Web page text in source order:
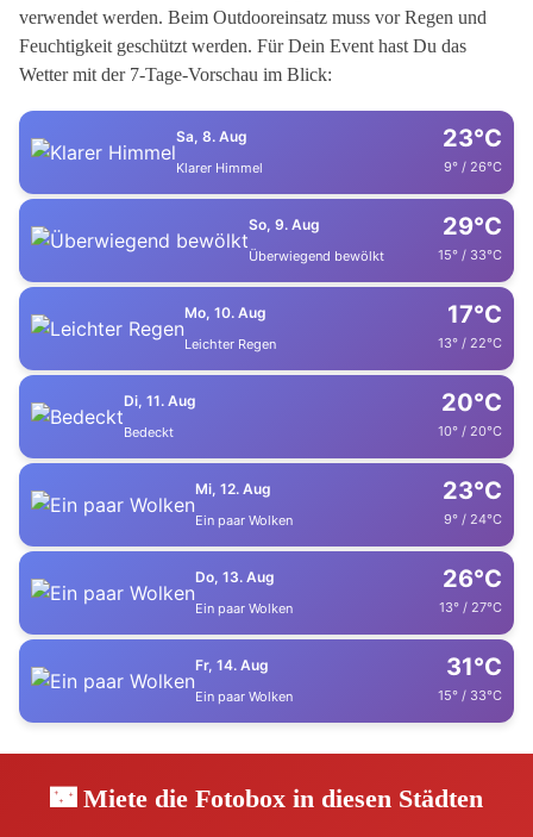
verwendet werden. Beim Outdooreinsatz muss vor Regen und
Feuchtigkeit geschützt werden. Für Dein Event hast Du das
Wetter mit der 7-Tage-Vorschau im Blick:
Sa, 8. Aug
Klarer Himmel
23°C
9° / 26°C
So, 9. Aug
Überwiegend bewölkt
29°C
15° / 33°C
Mo, 10. Aug
Leichter Regen
17°C
13° / 22°C
Di, 11. Aug
Bedeckt
20°C
10° / 20°C
Mi, 12. Aug
Ein paar Wolken
23°C
9° / 24°C
Do, 13. Aug
Ein paar Wolken
26°C
13° / 27°C
Fr, 14. Aug
Ein paar Wolken
31°C
15° / 33°C
🌃 Miete die Fotobox in diesen Städten